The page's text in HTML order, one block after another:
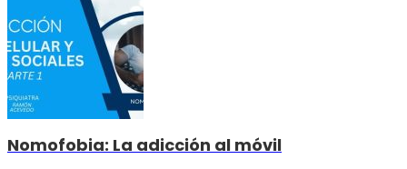
Nomofobia: La adicción al móvil